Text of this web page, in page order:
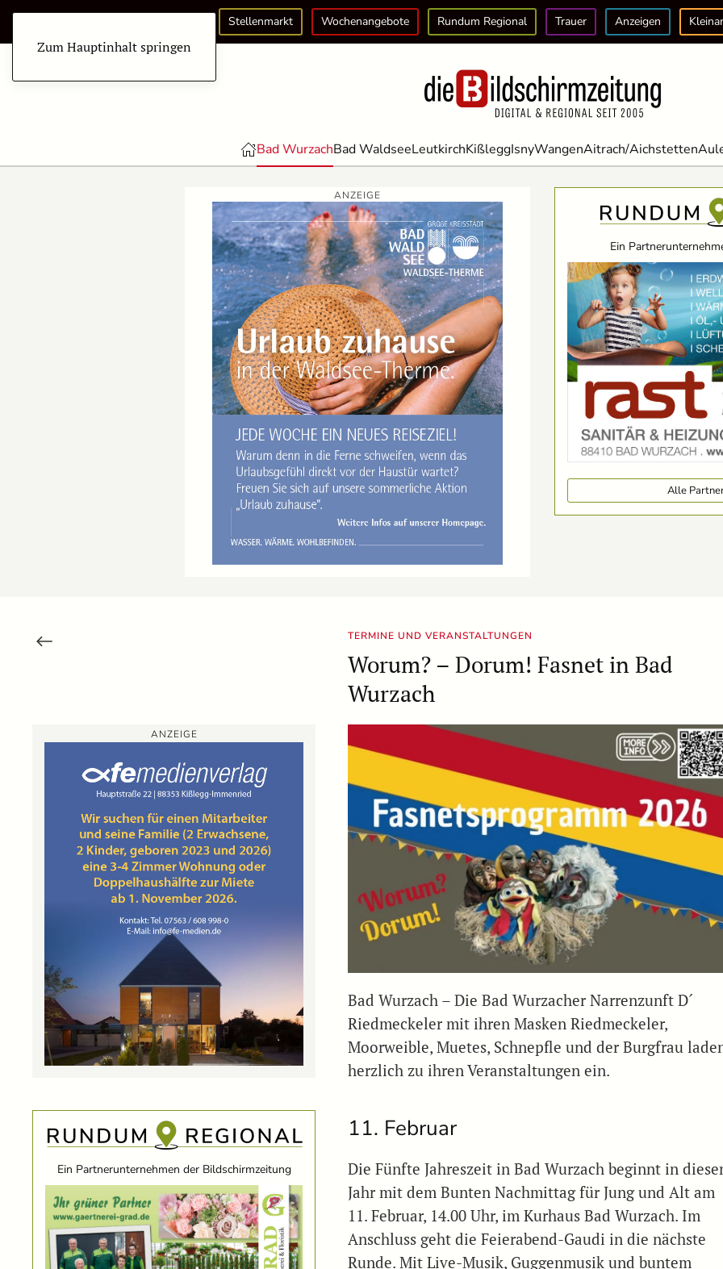
Zum Hauptinhalt springen
Stellenmarkt Wochenangebote Rundum Regional Trauer Anzeigen
Bad WurzachBad WaldseeLeutkirchKißleggIsnyWangenAitrach/Aichstetten
ANZEIGE
Ein
Alle
TERMINE UND VERANSTALTUNGEN
Worum? – Dorum! Fasnet in Bad
Wurzach
ANZEIGE
Ein Partnerunternehmen der Bildschirmzeitung
Bad Wurzach – Die Bad Wurzacher Narrenzunft D´
Riedmeckeler mit ihren Masken Riedmeckeler,
Moorweible, Muetes, Schnepfle und der Burgfrau
herzlich zu ihren Veranstaltungen ein.
11. Februar
Die Fünfte Jahreszeit in Bad Wurzach beginnt in
Jahr mit dem Bunten Nachmittag für Jung und Alt am
11. Februar, 14.00 Uhr, im Kurhaus Bad Wurzach. Im
Anschluss geht die Feierabend-Gaudi in die nächste
Runde. Mit Live-Musik, Guggenmusik und buntem